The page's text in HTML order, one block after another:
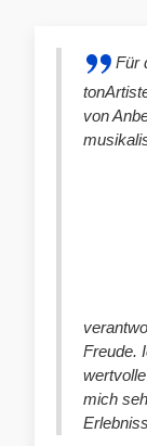
Für
von
Freude.
mich